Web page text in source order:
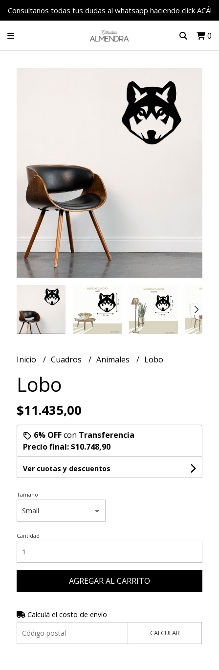
Consultanos todas tus dudas al whatsapp haciendo click ACÁ!
0
Inicio Cuadros Animales Lobo
Lobo
$11.435,00
6% OFFcon Transferencia
Precio final:$10.748,90
Ver cuotas y descuentos
Tamaño
Cantidad
AGREGAR AL CARRITO
Calculá el costo de envío
CALCULAR